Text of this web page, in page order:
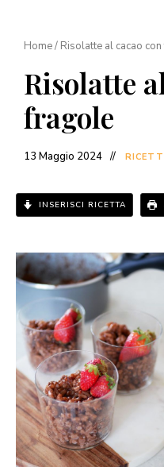
Home/ Risolatte al cacao
Risolatte
fragole
13 Maggio 2024
INSERISCI RICETTA